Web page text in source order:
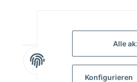
Alle
Konfigurieren